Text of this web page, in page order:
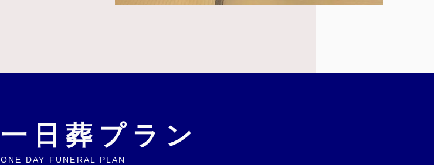
一日葬プラン
ONE DAY FUNERAL PLAN